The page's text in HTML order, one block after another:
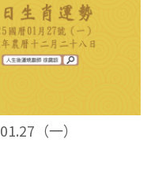
（一）